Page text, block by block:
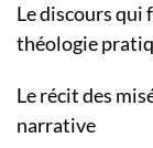
Le discours qui
théologie
Le récit des
narrative